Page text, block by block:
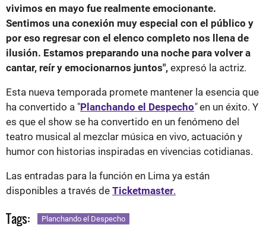
vivimos en mayo fue realmente emocionante.
Sentimos una conexión muy especial con el público y
por eso regresar con el elenco completo nos llena de
ilusión. Estamos preparando una noche para volver a
cantar, reír y emocionarnos juntos", expresó la actriz.
Esta nueva temporada promete mantener la esencia que
ha convertido a "Planchando el Despecho"en un éxito. Y
es que el show se ha convertido en un fenómeno del
teatro musical al mezclar música en vivo, actuación y
humor con historias inspiradas en vivencias cotidianas.
Las entradas para la función en Lima ya están
disponibles a través de Ticketmaster.
Tags: Planchando el Despecho